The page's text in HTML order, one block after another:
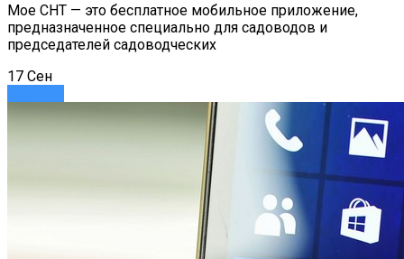
Мое СНТ — это бесплатное мобильное приложение,
предназначенное специально для садоводов и
председателей садоводческих
17 Сен